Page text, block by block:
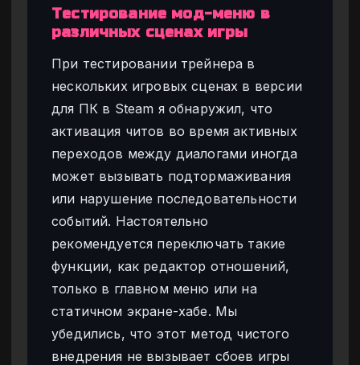
Тестирование мод-меню в
различных сценах игры
При тестировании трейнера в
нескольких игровых сценах в версии
для ПК в Steam я обнаружил, что
активация читов во время активных
переходов между диалогами иногда
может вызывать подтормаживания
или нарушение последовательности
событий. Настоятельно
рекомендуется переключать такие
функции, как редактор отношений,
только в главном меню или на
статичном экране-хабе. Мы
убедились, что этот метод чистого
внедрения не вызывает сбоев игры